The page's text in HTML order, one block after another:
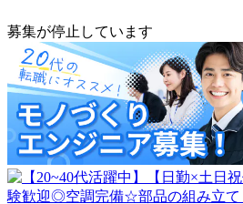
募集が停止しています